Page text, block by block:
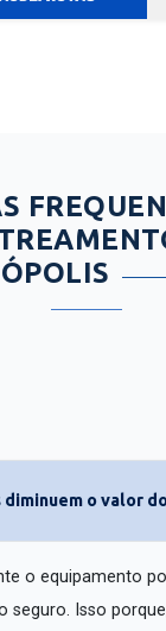
o valor
o equipamento
seguro. Isso